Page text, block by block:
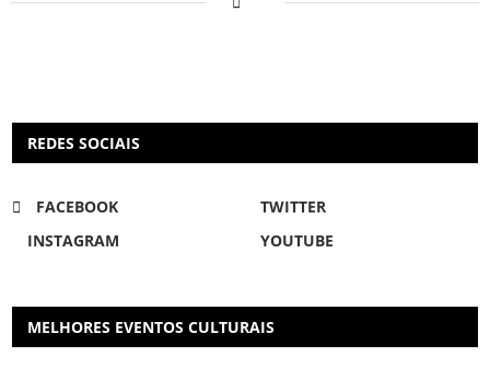
REDES SOCIAIS
FACEBOOK
TWITTER
INSTAGRAM
YOUTUBE
MELHORES EVENTOS CULTURAIS